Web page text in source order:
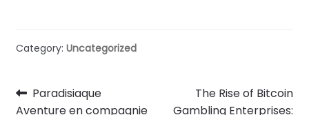
Category: Uncategorized
Post
Previous
post:
Paradisiaque
Aventure en compagnie
Next
post:
The Rise of Bitcoin
Gambling Enterprises: